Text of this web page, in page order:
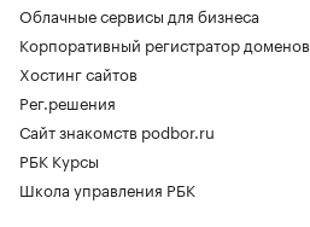
Облачные сервисы для бизнеса
Корпоративный регистратор доменов
Хостинг сайтов
Рег.решения
Сайт знакомств podbor.ru
РБК Курсы
Школа управления РБК